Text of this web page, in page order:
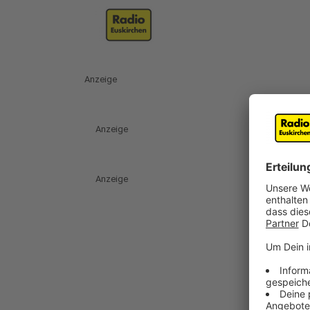
Anzeige
Anzeige
Anzeige